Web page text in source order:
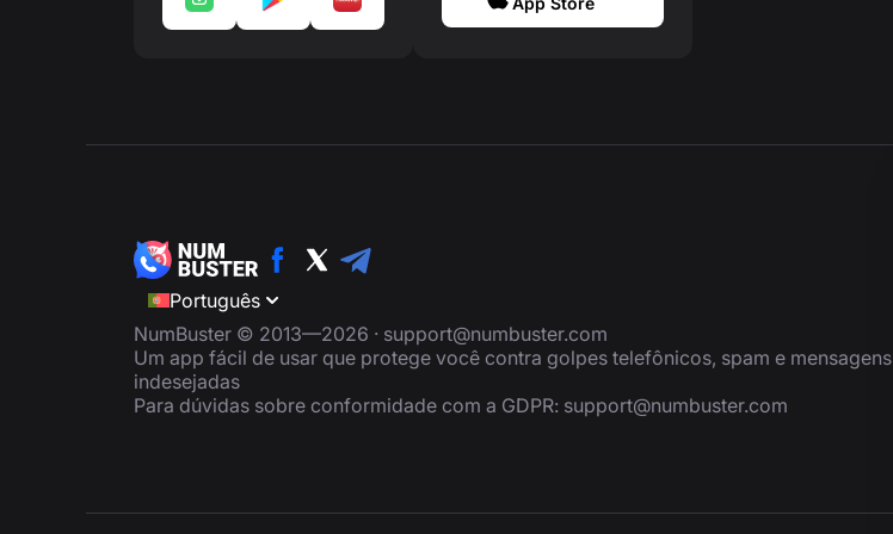
Português
NumBuster © 2013—2026 · support@numbuster.com
Um app fácil de usar que protege você contra golpes telefônicos, spam e mensagens
indesejadas
Para dúvidas sobre conformidade com a GDPR: support@numbuster.com